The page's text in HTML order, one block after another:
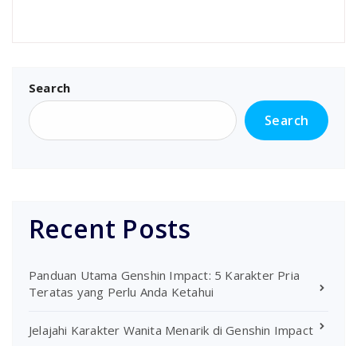
Search
Search
Recent Posts
Panduan Utama Genshin Impact: 5 Karakter Pria
Teratas yang Perlu Anda Ketahui
Jelajahi Karakter Wanita Menarik di Genshin Impact